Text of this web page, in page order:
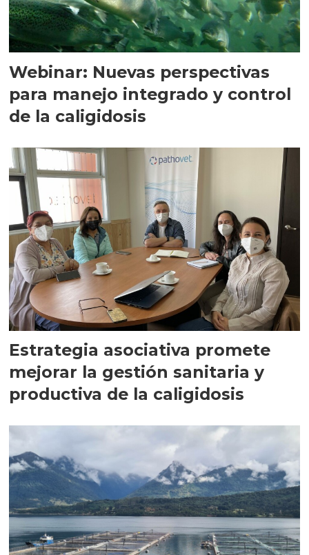
Webinar: Nuevas perspectivas
para manejo integrado y control
de la caligidosis
Estrategia asociativa promete
mejorar la gestión sanitaria y
productiva de la caligidosis